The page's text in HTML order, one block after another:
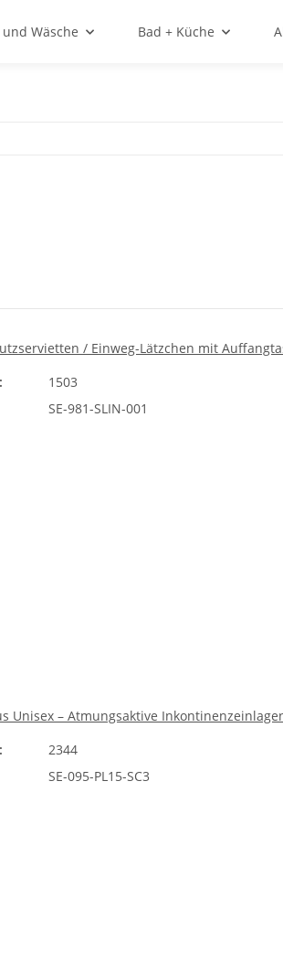
Wäsche Bad + Küche
/ Einweg-Lätzchen mit
1503
SE-981-SLIN-001
Unisex – Atmungsaktive
2344
SE-095-PL15-SC3